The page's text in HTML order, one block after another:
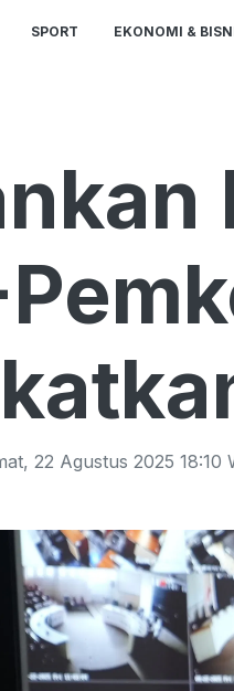
SPORT EKONOMI &
, 22 Agustus 2025 18:10